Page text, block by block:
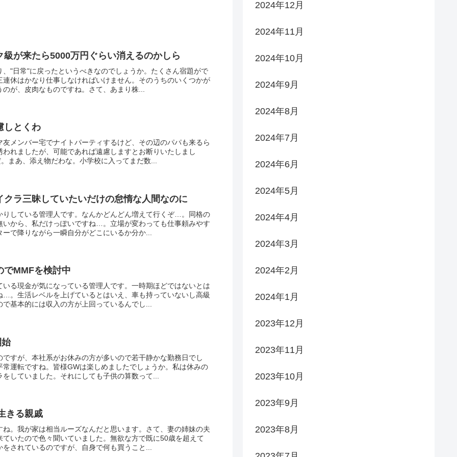
が来たら5000万円ぐらい消えるのかしら
"日常"に戻ったというべきなのでしょうか。たくさん宿題がで
休はかなり仕事しなければいけません。そのうちのいくつかが
が、皮肉なものですね。さて、あまり株...
しとくわ
メンバー宅でナイトパーティするけど、その辺のパパも来るら
れましたが、可能であれば遠慮しますとお断りいたしまし
まあ、添え物だわな。小学校に入ってまだ数...
ラ三昧していたいだけの怠惰な人間なのに
りしている管理人です。なんかどんどん増えて行くぞ…。同格の
いから、私だけっぽいですね…。立場が変わっても仕事頼みやす
で降りながら一瞬自分がどこにいるか分か...
でMMFを検討中
る現金が気になっている管理人です。一時期ほどではないとは
…。生活レベルを上げているとはいえ、車も持っていないし高級
基本的には収入の方が上回っているんでし...
すが、本社系がお休みの方が多いので若干静かな勤務日でし
運転ですね。皆様GWは楽しめましたでしょうか。私は休みの
していました。それにしても子供の算数って...
きる親戚
。我が家は相当ルーズなんだと思います。さて、妻の姉妹の夫
いたので色々聞いていました。無欲な方で既に50歳を超えて
されているのですが、自身で何も買うこと...
2024年12月
2024年11月
2024年10月
2024年9月
2024年8月
2024年7月
2024年6月
2024年5月
2024年4月
2024年3月
2024年2月
2024年1月
2023年12月
2023年11月
2023年10月
2023年9月
2023年8月